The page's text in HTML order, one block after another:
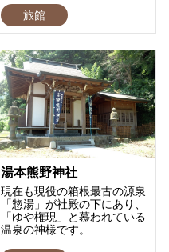
旅館
湯本熊野神社
現在も現役の箱根最古の源泉
「惣湯」が社殿の下にあり、
「ゆや権現」と慕われている
温泉の神様です。